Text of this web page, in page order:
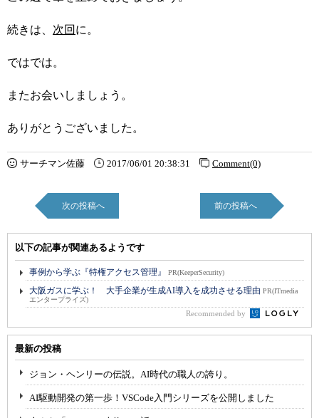
続きは、 次回 に。
ではでは。
またお会いしましょう。
ありがとうございました。
サーチマン佐藤 2017/06/01 20:38:31 Comment(0)
次の投稿へ 前の投稿へ
以下の記事が関連あるようです
事例から学ぶ『特権アクセス管理』 PR(KeeperSecurity)
大阪ガスに学ぶ！ 大手企業が生成AI導入を成功させる理由 PR(ITmedia
エンタープライズ)
Recommended by
最新の投稿
ジョン・ヘンリーの伝説。AI時代の職人の誇り。
AI駆動開発の第一歩！VSCode入門シリーズを公開しました